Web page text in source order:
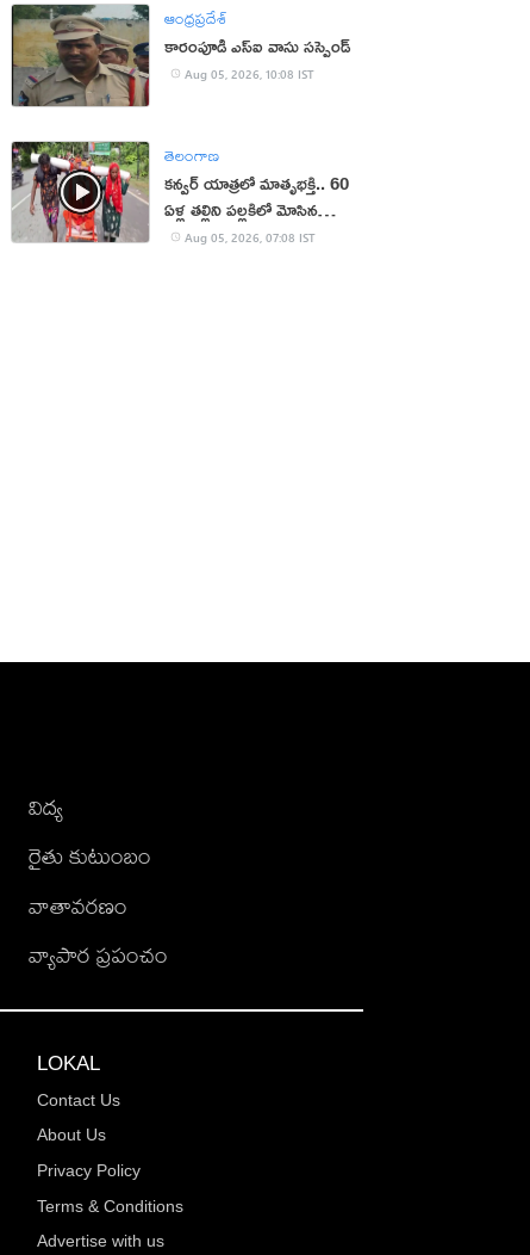
ఆంధ్రప్రదేశ్
కారంపూడి ఎస్ఐ వాసు స‌స్పెండ్‌
Aug 05, 2026, 10:08 IST
తెలంగాణ
కన్వర్ యాత్రలో మాతృభక్తి.. 60
ఏళ్ల తల్లిని పల్లకిలో మోసిన
కొడుకు, కోడలు!
Aug 05, 2026, 07:08 IST
విద్య
రైతు కుటుంబం
వాతావరణం
వ్యాపార ప్రపంచం
LOKAL
Contact Us
About Us
Privacy Policy
Terms & Conditions
Advertise with us